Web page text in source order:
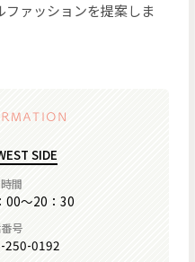
ァッションを提案しま
SIDE
間
00～20：30
号
250-0192